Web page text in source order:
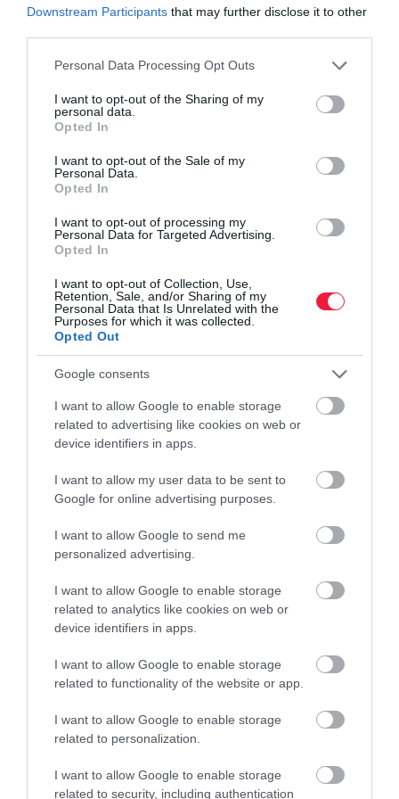
Downstream Participants that may further disclose it to other
Please note that this website/app uses one or more Google
not limited to your visit or usage behaviour. You may click to
grant or deny consent to Google and its third-party tags to
use your data for below specified purposes in below Google
consent section.
Personal Data Processing Opt Outs
I want to opt-out of the Sharing of my
personal data.
Opted In
I want to opt-out of the Sale of my
Personal Data.
Opted In
I want to opt-out of processing my
Personal Data for Targeted Advertising.
Opted In
I want to opt-out of Collection, Use,
Retention, Sale, and/or Sharing of my
Personal Data that Is Unrelated with the
Purposes for which it was collected.
Opted Out
Google consents
I want to allow Google to enable storage
related to advertising like cookies on web or
device identifiers in apps.
I want to allow my user data to be sent to
Google for online advertising purposes.
I want to allow Google to send me
personalized advertising.
I want to allow Google to enable storage
related to analytics like cookies on web or
device identifiers in apps.
I want to allow Google to enable storage
related to functionality of the website or app.
I want to allow Google to enable storage
related to personalization.
I want to allow Google to enable storage
related to security, including authentication
Hozzányúltak a bankok a személyi kölcsönök
kamataihoz
személyi kölcsön jövedelem hitelbírálat
Újabb bank vágott a kamaton, ennyiért kapunk